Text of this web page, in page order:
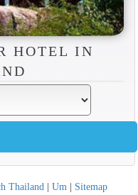
HOTEL IN
Thailand | Um | Sitemap